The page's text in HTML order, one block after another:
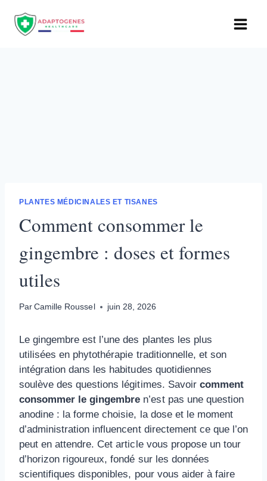
contenu
PLANTES MÉDICINALES ET TISANES
Comment consommer le
gingembre : doses et formes
utiles
Par Camille Roussel juin 28, 2026
Le gingembre est l’une des plantes les plus
utilisées en phytothérapie traditionnelle, et son
intégration dans les habitudes quotidiennes
soulève des questions légitimes. Savoir comment
consommer le gingembre n’est pas une question
anodine : la forme choisie, la dose et le moment
d’administration influencent directement ce que l’on
peut en attendre. Cet article vous propose un tour
d’horizon rigoureux, fondé sur les données
scientifiques disponibles, pour vous aider à faire